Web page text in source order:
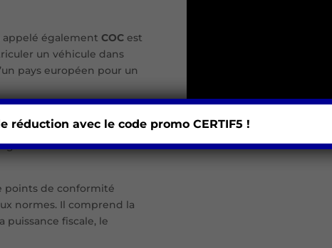
appelé égalementCOC est
un véhicule dans
pays européen pour un
constructeur
que le véhicule en
dans l’Union
points de conformité
normes. Il comprend la
puissance fiscale, le
réduction avec le code promo CERTIF5 !